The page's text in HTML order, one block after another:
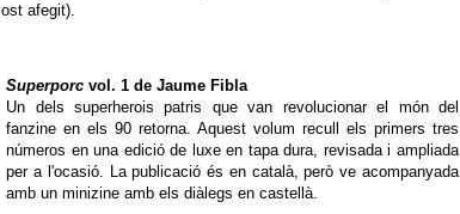
afegit).
Superporc vol. 1 de Jaume Fibla
Un dels superherois patris que van revolucionar el món del
fanzine en els 90 retorna. Aquest volum recull els primers tres
números en una edició de luxe en tapa dura, revisada i ampliada
per a l'ocasió. La publicació és en català, però ve acompanyada
amb un minizine amb els diàlegs en castellà.